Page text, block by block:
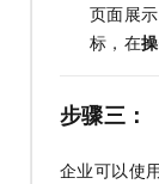
页面展
标，在
步骤三：
企业可以使